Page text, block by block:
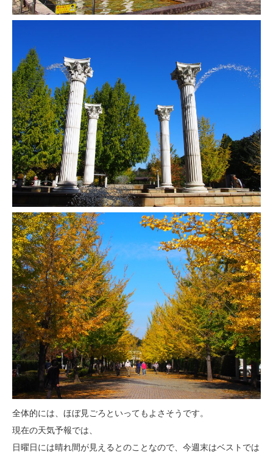
全体的には、ほぼ見ごろといってもよさそうです。
現在の天気予報では、
日曜日には晴れ間が見えるとのことなので、今週末はベストでは